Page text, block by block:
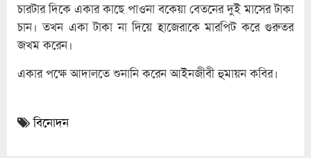
চারটার দিকে একার কাছে পাওনা বকেয়া বেতনের দুই মাসের টাকা
চান। তখন একা টাকা না দিয়ে হাজেরাকে মারপিট করে গুরুতর
জখম করেন।
একার পক্ষে আদালতে শুনানি করেন আইনজীবী হুমায়ন কবির।
বিনোদন